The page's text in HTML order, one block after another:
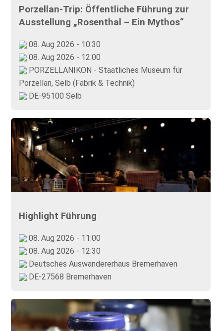
Porzellan-Trip: Öffentliche Führung zur
Ausstellung „Rosenthal – Ein Mythos“
08. Aug 2026 - 10:30
08. Aug 2026 - 12:00
PORZELLANIKON - Staatliches Museum für
Porzellan, Selb (Fabrik & Technik)
DE-95100 Selb
Highlight Führung
08. Aug 2026 - 11:00
08. Aug 2026 - 12:30
Deutsches Auswandererhaus Bremerhaven
DE-27568 Bremerhaven